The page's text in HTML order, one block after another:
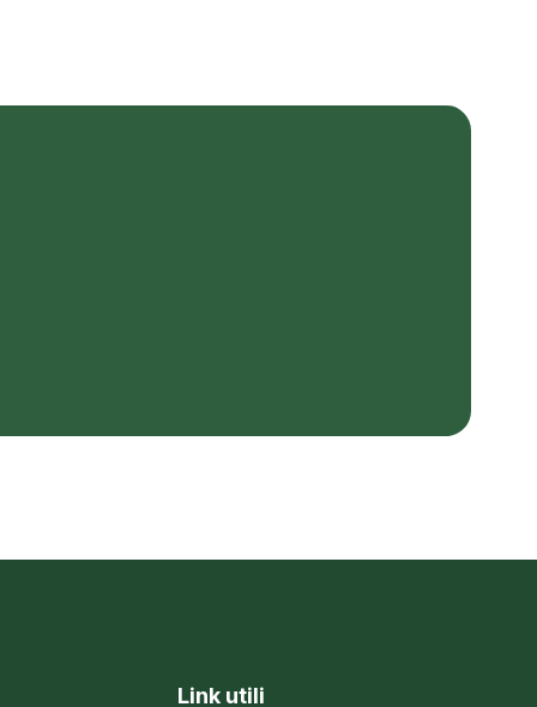
Link utili